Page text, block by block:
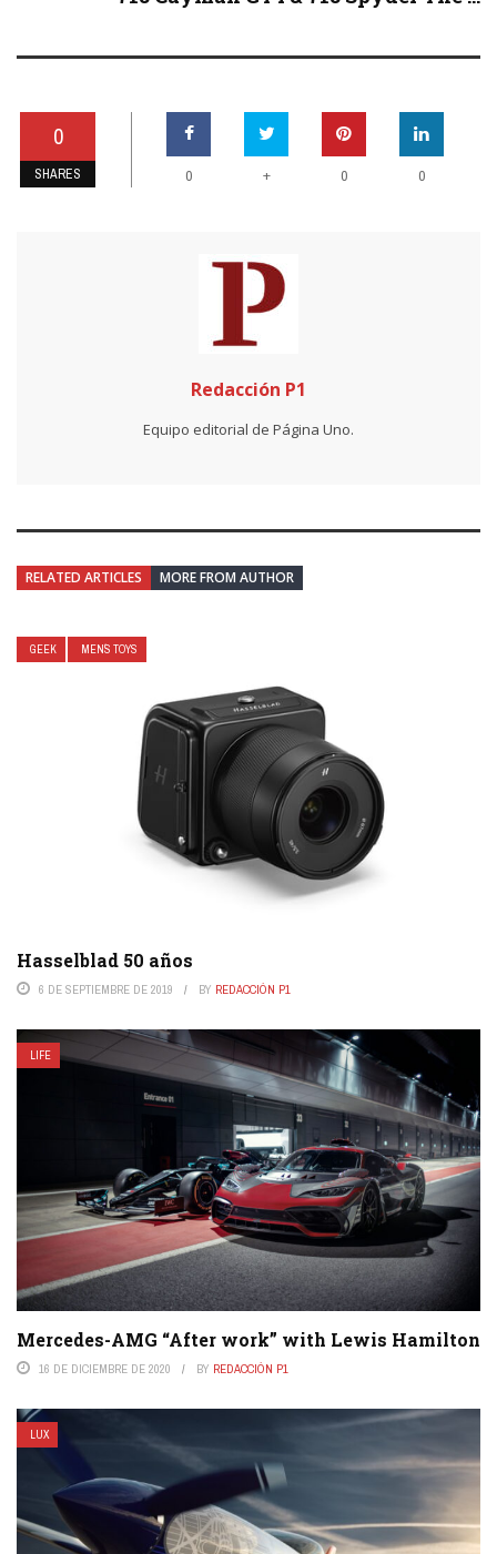
0
SHARES 0 + 0 0
Redacción P1
Equipo editorial de Página Uno.
RELATED ARTICLES MORE FROM AUTHOR
GEEK MEN´S TOYS
Hasselblad 50 años
6 DE SEPTIEMBRE DE 2019 BY REDACCIÓN P1
LIFE
Mercedes-AMG “After work” with Lewis Hamilton
16 DE DICIEMBRE DE 2020 BY REDACCIÓN P1
LUX